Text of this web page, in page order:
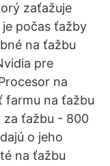
zaťažuje
počas ťažby
na ťažbu
pre
na
farmu na ťažbu
za ťažbu - 800
o jeho
na ťažbu